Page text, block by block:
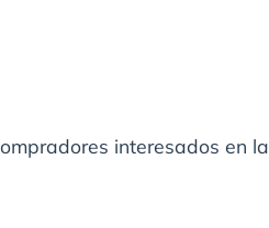
interesados en la